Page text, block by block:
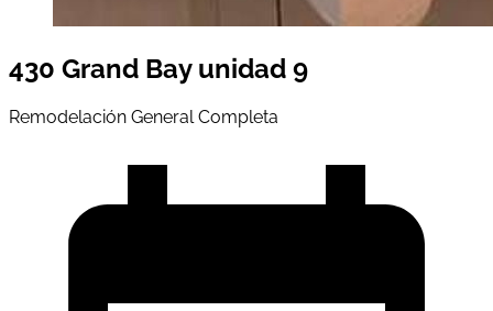
430 Grand Bay unidad 9
Remodelación General Completa